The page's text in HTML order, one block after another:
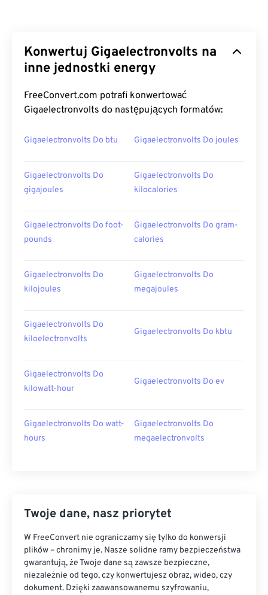
Konwertuj Gigaelectronvolts na
inne jednostki energy
FreeConvert.com potrafi konwertować
Gigaelectronvolts do następujących formatów:
Gigaelectronvolts Do btu Gigaelectronvolts Do joules
Gigaelectronvolts Do
gigajoules
Gigaelectronvolts Do
kilocalories
Gigaelectronvolts Do foot-
pounds
Gigaelectronvolts Do gram-
calories
Gigaelectronvolts Do
kilojoules
Gigaelectronvolts Do
megajoules
Gigaelectronvolts Do
kiloelectronvolts
Gigaelectronvolts Do kbtu
Gigaelectronvolts Do
kilowatt-hour
Gigaelectronvolts Do ev
Gigaelectronvolts Do watt-
hours
Gigaelectronvolts Do
megaelectronvolts
Twoje dane, nasz priorytet
W FreeConvert nie ograniczamy się tylko do konwersji
plików – chronimy je. Nasze solidne ramy bezpieczeństwa
gwarantują, że Twoje dane są zawsze bezpieczne,
niezależnie od tego, czy konwertujesz obraz, wideo, czy
dokument. Dzięki zaawansowanemu szyfrowaniu,